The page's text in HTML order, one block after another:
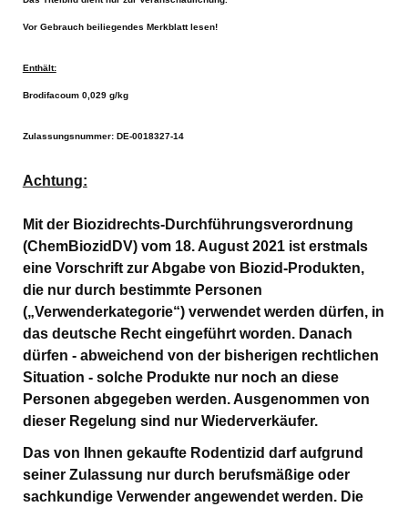
Vor Gebrauch beiliegendes Merkblatt lesen!
Enthält:
Brodifacoum 0,029 g/kg
Zulassungsnummer: DE-0018327-14
Achtung:
Mit der Biozidrechts-Durchführungsverordnung
(ChemBiozidDV) vom 18. August 2021 ist erstmals
eine Vorschrift zur Abgabe von Biozid-Produkten,
die nur durch bestimmte Personen
(„Verwenderkategorie“) verwendet werden dürfen, in
das deutsche Recht eingeführt worden. Danach
dürfen - abweichend von der bisherigen rechtlichen
Situation - solche Produkte nur noch an diese
Personen abgegeben werden. Ausgenommen von
dieser Regelung sind nur Wiederverkäufer.
Das von Ihnen gekaufte Rodentizid darf aufgrund
seiner Zulassung nur durch berufsmäßige oder
sachkundige Verwender angewendet werden. Die